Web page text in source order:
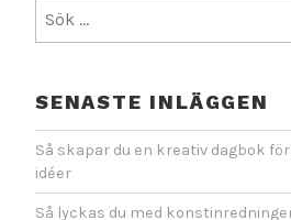
efter:
SENASTE INLÄGGEN
Så skapar du en kreativ dagbok
idéer
Så lyckas du med